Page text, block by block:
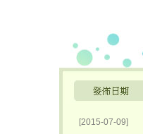
[2015-07-09]